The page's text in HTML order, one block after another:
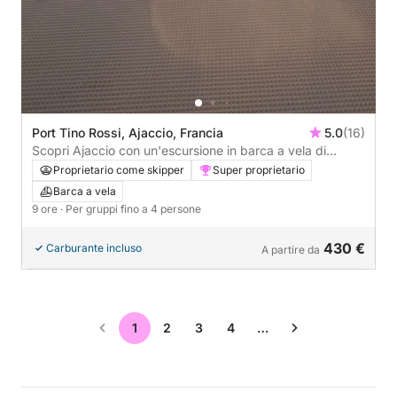
Port Tino Rossi, Ajaccio, Francia 5.0(16)
Scopri Ajaccio con un'escursione in barca a vela di
un'intera giornata.
Proprietario come skipper
Super proprietario
Barca a vela
9 ore · Per gruppi fino a 4 persone
Carburante incluso A partire da 430 €
1 2 3 4 …